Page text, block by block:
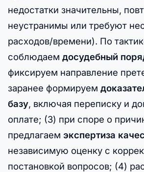
недостатки значительны,
неустранимы или требуют
расходов/времени). По
соблюдаем досудебный
фиксируем направление
заранее формируем
базу, включая переписку и
оплате; (3) при споре о
предлагаем экспертиза
независимую оценку с
постановкой вопросов; (4)